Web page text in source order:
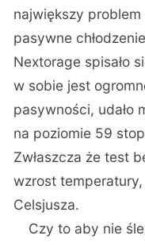
największy
pasywne
Nextorage spisało
w sobie jest
pasywności, udało
na poziomie 59
Zwłaszcza że test
wzrost
Celsjusza.
Czy to aby nie